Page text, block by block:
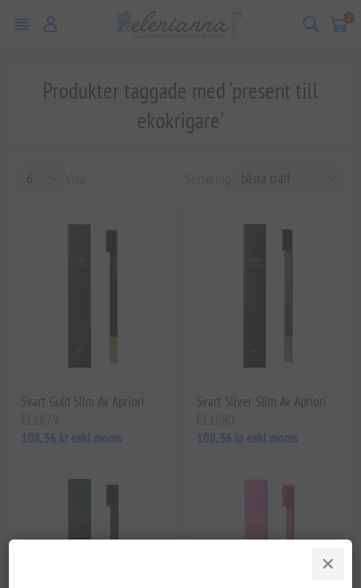
0
Produkter taggade med 'present till
ekokrigare'
Svart Guld Slim Av Apriori
108,36 kr exkl moms
Svart Silver Slim Av Apriori
108,36 kr exkl moms